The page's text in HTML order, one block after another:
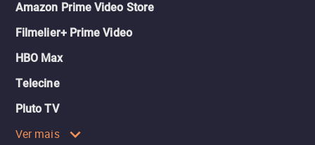
Amazon Prime Video Store
Filmelier+ Prime Video
HBO Max
Telecine
Pluto TV
Ver mais